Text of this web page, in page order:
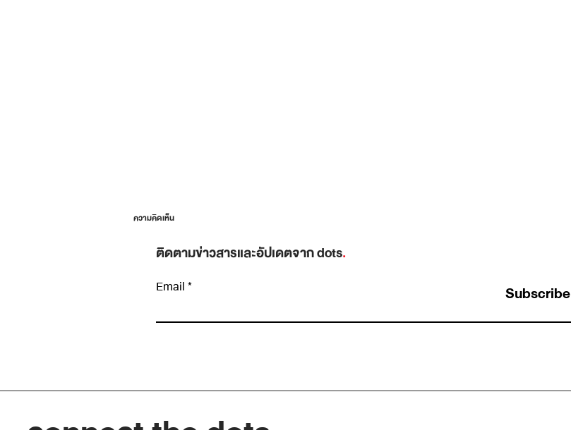
ความคิดเห็น
เขียนความคิดเห็น…
ติดตามข่าวสารและอัปเดตจาก dots.
Email Subscribe